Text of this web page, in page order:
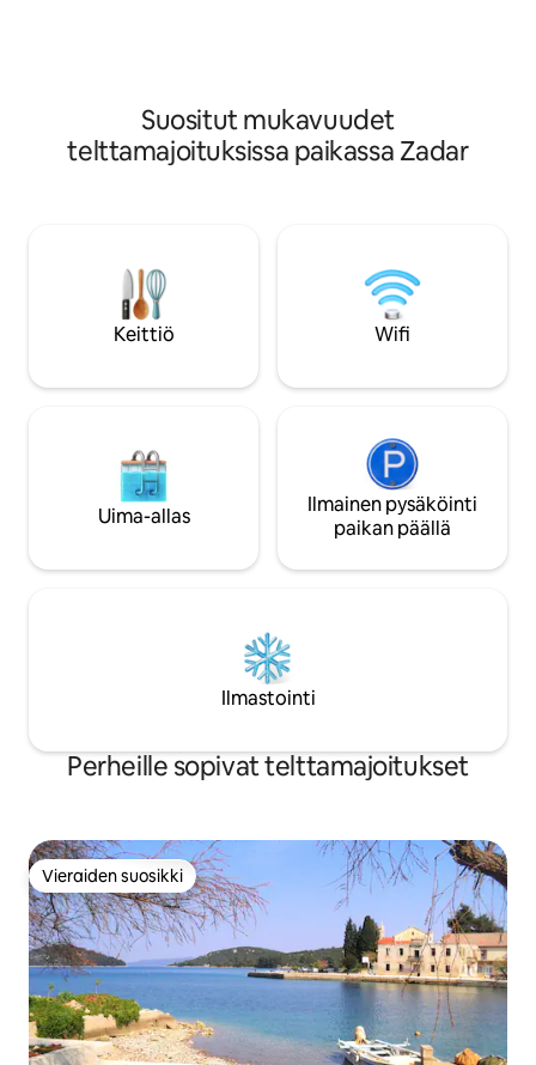
Suositut mukavuudet
telttamajoituksissa paikassa Zadar
Keittiö Wifi
Uima-allas
Ilmainen pysäköinti
paikan päällä
Ilmastointi
Perheille sopivat telttamajoitukset
Vieraiden suosikki
Vieraiden suosikki